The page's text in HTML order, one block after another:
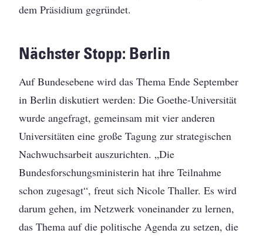
dem Präsidium gegründet.
Nächster Stopp: Berlin
Auf Bundesebene wird das Thema Ende September
in Berlin diskutiert werden: Die Goethe-Universität
wurde angefragt, gemeinsam mit vier anderen
Universitäten eine große Tagung zur strategischen
Nachwuchsarbeit auszurichten. „Die
Bundesforschungsministerin hat ihre Teilnahme
schon zugesagt“, freut sich Nicole Thaller. Es wird
darum gehen, im Netzwerk voneinander zu lernen,
das Thema auf die politische Agenda zu setzen, die